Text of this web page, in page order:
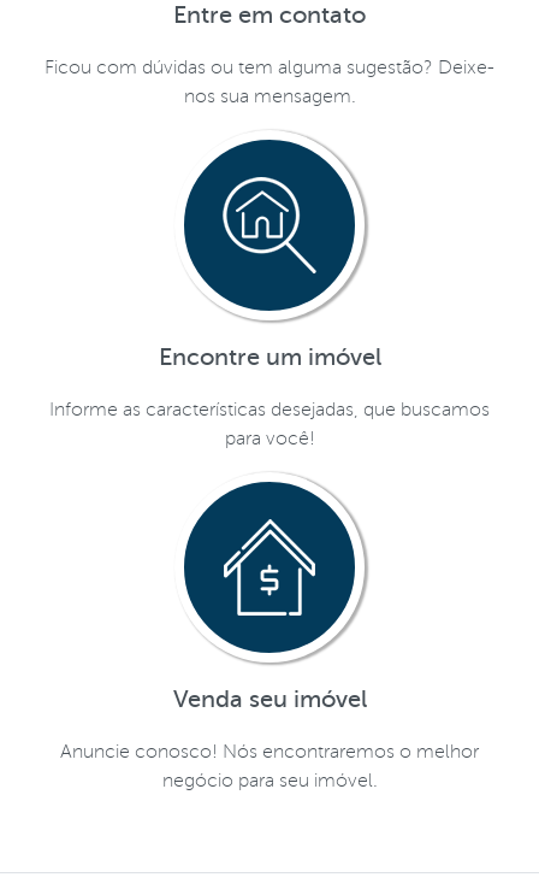
Entre em contato
Ficou com dúvidas ou tem alguma sugestão? Deixe-
nos sua mensagem.
Encontre um imóvel
Informe as características desejadas, que buscamos
para você!
Venda seu imóvel
Anuncie conosco! Nós encontraremos o melhor
negócio para seu imóvel.